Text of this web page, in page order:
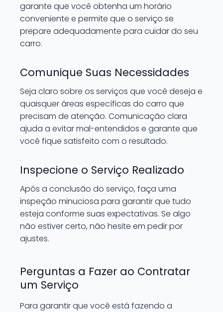
garante que você obtenha um horário
conveniente e permite que o serviço se
prepare adequadamente para cuidar do seu
carro.
Comunique Suas Necessidades
Seja claro sobre os serviços que você deseja e
quaisquer áreas específicas do carro que
precisam de atenção. Comunicação clara
ajuda a evitar mal-entendidos e garante que
você fique satisfeito com o resultado.
Inspecione o Serviço Realizado
Após a conclusão do serviço, faça uma
inspeção minuciosa para garantir que tudo
esteja conforme suas expectativas. Se algo
não estiver certo, não hesite em pedir por
ajustes.
Perguntas a Fazer ao Contratar
um Serviço
Para garantir que você está fazendo a